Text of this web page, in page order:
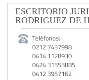
ESCRITORIO
RODRIGUEZ DE
Teléfonos:
0212 7437998
0414 1128930
0424 31555885
0412 3957162